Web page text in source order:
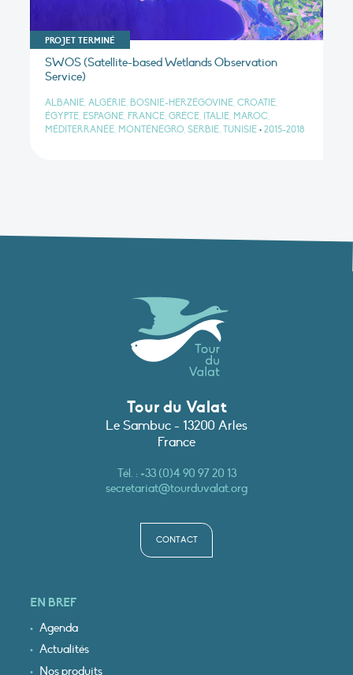
PROJET TERMINÉ
SWOS (Satellite-based Wetlands Observation
Service)
ALBANIE, ALGÉRIE, BOSNIE-HERZÉGOVINE, CROATIE,
ÉGYPTE, ESPAGNE, FRANCE, GRÈCE, ITALIE, MAROC,
MÉDITERRANÉE, MONTÉNÉGRO, SERBIE, TUNISIE • 2015-2018
Tour du Valat
Le Sambuc - 13200 Arles
France
Tél. :+33 (0)4 90 97 20 13
secretariat@tourduvalat.org
CONTACT
EN BREF
Agenda
Actualités
Nos produits